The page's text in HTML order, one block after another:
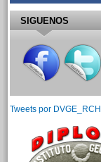
SIGUENOS
Tweets por DVGE_RCH